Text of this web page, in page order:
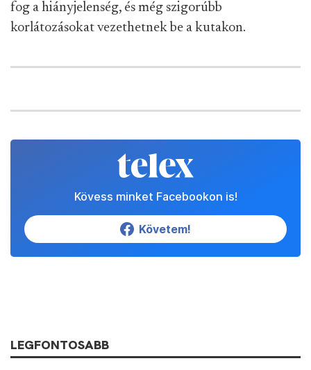
fog a hiányjelenség, és még szigorúbb
korlátozásokat vezethetnek be a kutakon.
Kövess minket Facebookon is!
Követem!
LEGFONTOSABB